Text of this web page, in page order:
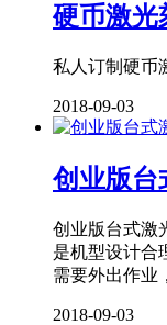
硬币激光
私人订制硬币
2018-09-03
创业版台
创业版台式激
是机型设计合
需要外出作业
2018-09-03